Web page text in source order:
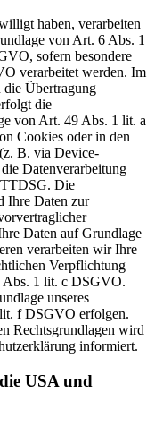
haben, verarbeiten
von Art. 6 Abs. 1
sofern besondere
verarbeitet werden. Im
Übertragung
die
von Art. 49 Abs. 1 lit. a
Cookies oder in den
B. via Device-
Datenverarbeitung
TTDSG. Die
Ihre Daten zur
Daten auf Grundlage
verarbeiten wir Ihre
Verpflichtung
Abs. 1 lit. c DSGVO.
unseres
f DSGVO erfolgen.
Rechtsgrundlagen wird
informiert.
USA und